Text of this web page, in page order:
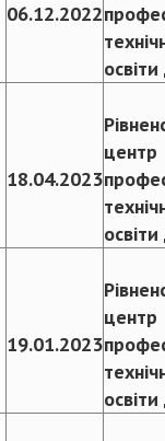
06.12.2022
18.04.2023
центр
19.01.2023
центр